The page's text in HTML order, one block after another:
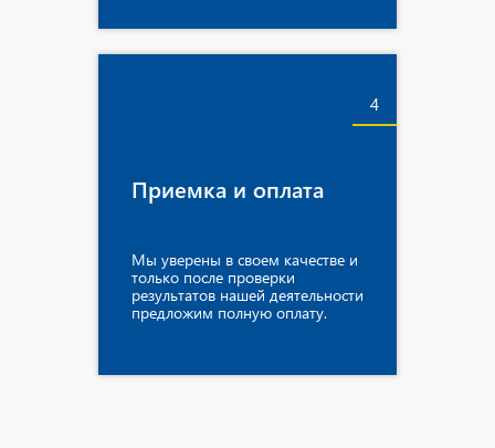
4
Приемка и оплата
Мы уверены в своем качестве и
только после проверки
результатов нашей деятельности
предложим полную оплату.